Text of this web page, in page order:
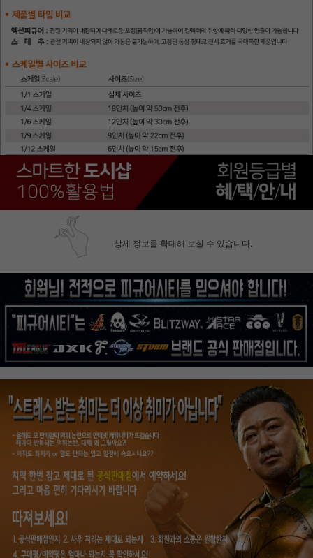
상세 정보를 확대해 보실 수 있습니다.